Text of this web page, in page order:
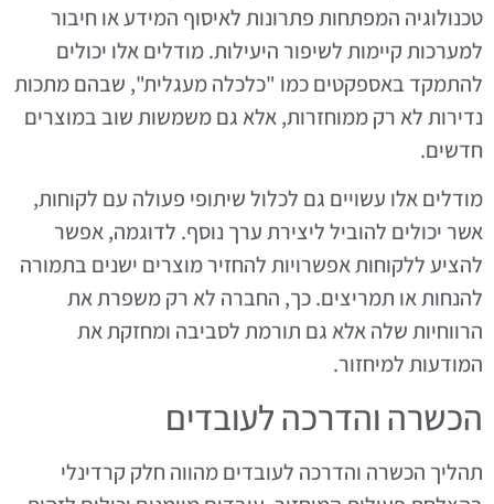
טכנולוגיה המפתחות פתרונות לאיסוף המידע או חיבור
למערכות קיימות לשיפור היעילות. מודלים אלו יכולים
להתמקד באספקטים כמו "כלכלה מעגלית", שבהם מתכות
נדירות לא רק ממוחזרות, אלא גם משמשות שוב במוצרים
חדשים.
מודלים אלו עשויים גם לכלול שיתופי פעולה עם לקוחות,
אשר יכולים להוביל ליצירת ערך נוסף. לדוגמה, אפשר
להציע ללקוחות אפשרויות להחזיר מוצרים ישנים בתמורה
להנחות או תמריצים. כך, החברה לא רק משפרת את
הרווחיות שלה אלא גם תורמת לסביבה ומחזקת את
המודעות למיחזור.
הכשרה והדרכה לעובדים
תהליך הכשרה והדרכה לעובדים מהווה חלק קרדינלי